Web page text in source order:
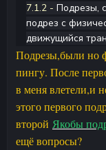
7.1.2 - Подрезы,
подрез с
движущийся
Подрезы,были но
пингу. После
в меня влетели,и
этого первого
второй Якобы
ещё вопросы?